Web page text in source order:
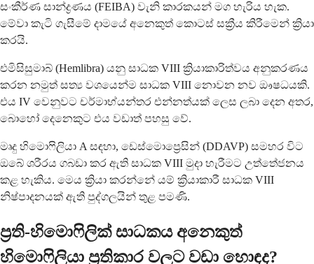
සංකීර්ණ සාන්ද්‍රණය (FEIBA) වැනි කාරකයන් මග හැරිය හැක.
මේවා කැටි ගැසීමේ දාමයේ අනෙකුත් කොටස් සක්‍රීය කිරීමෙන් ක්‍රියා
කරයි.
එමිසිසුමාබ් (Hemlibra) යනු සාධක VIII ක්‍රියාකාරිත්වය අනුකරණය
කරන නමුත් සත්‍ය වශයෙන්ම සාධක VIII නොවන නව ඖෂධයකි.
එය IV වෙනුවට චර්මාභ්යන්තර එන්නත්යක් ලෙස ලබා දෙන අතර,
බොහෝ දෙනෙකුට එය වඩාත් පහසු වේ.
මෘදු හිමොෆිලියා A සඳහා, ඩෙස්මොප්‍රෙසින් (DDAVP) සමහර විට
ඔබේ ශරීරය ගබඩා කර ඇති සාධක VIII මුදා හැරීමට උත්තේජනය
කළ හැකිය. මෙය ක්‍රියා කරන්නේ යම් ක්‍රියාකාරී සාධක VIII
නිෂ්පාදනයක් ඇති පුද්ගලයින් තුළ පමණි.
ප්‍රති-හිමොෆිලික් සාධකය අනෙකුත්
හිමොෆිලියා ප්‍රතිකාර වලට වඩා හොඳද?